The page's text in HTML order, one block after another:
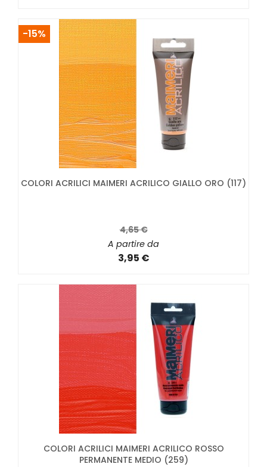
COLORI ACRILICI MAIMERI ACRILICO GIALLO ORO (117)
4,65 €
A partire da
3,95 €
-15%
COLORI ACRILICI MAIMERI ACRILICO ROSSO
PERMANENTE MEDIO (259)